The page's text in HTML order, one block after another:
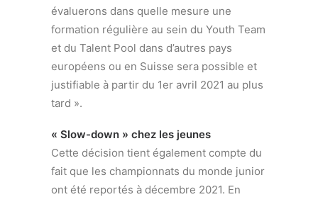
évaluerons dans quelle mesure une
formation régulière au sein du Youth Team
et du Talent Pool dans d’autres pays
européens ou en Suisse sera possible et
justifiable à partir du 1er avril 2021 au plus
tard ».
« Slow-down » chez les jeunes
Cette décision tient également compte du
fait que les championnats du monde junior
ont été reportés à décembre 2021. En